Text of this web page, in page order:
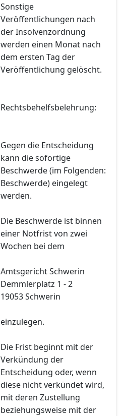
Sonstige
Veröffentlichungen nach
der Insolvenzordnung
werden einen Monat nach
dem ersten Tag der
Veröffentlichung gelöscht.
Rechtsbehelfsbelehrung:
Gegen die Entscheidung
kann die sofortige
Beschwerde (im Folgenden:
Beschwerde) eingelegt
werden.
Die Beschwerde ist binnen
einer Notfrist von zwei
Wochen bei dem
Amtsgericht Schwerin
Demmlerplatz 1 - 2
19053 Schwerin
einzulegen.
Die Frist beginnt mit der
Verkündung der
Entscheidung oder, wenn
diese nicht verkündet wird,
mit deren Zustellung
beziehungsweise mit der